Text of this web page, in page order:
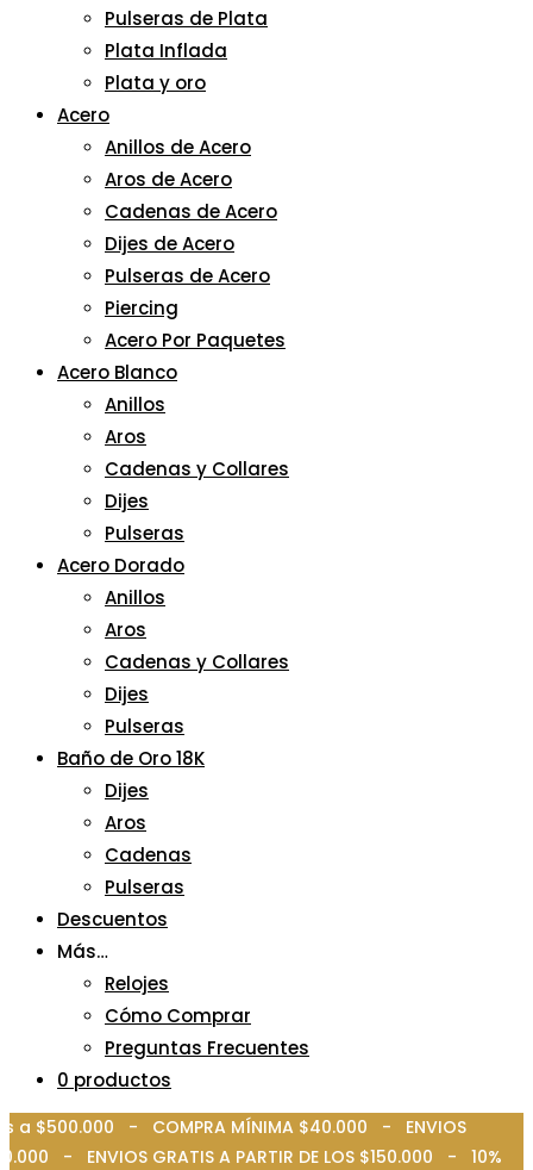
Pulseras de Plata
Plata Inflada
Plata y oro
Acero
Anillos de Acero
Aros de Acero
Cadenas de Acero
Dijes de Acero
Pulseras de Acero
Piercing
Acero Por Paquetes
Acero Blanco
Anillos
Aros
Cadenas y Collares
Dijes
Pulseras
Acero Dorado
Anillos
Aros
Cadenas y Collares
Dijes
Pulseras
Baño de Oro 18K
Dijes
Aros
Cadenas
Pulseras
Descuentos
Más…
Relojes
Cómo Comprar
Preguntas Frecuentes
0 productos
a $500.000 - COMPRA MÍNIMA $40.000 - ENVIOS
- ENVIOS GRATIS A PARTIR DE LOS $150.000 - 10%